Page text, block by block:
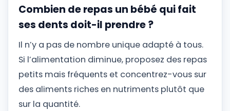
Combien de repas un bébé qui fait
ses dents doit-il prendre ?
Il n’y a pas de nombre unique adapté à tous.
Si l’alimentation diminue, proposez des repas
petits mais fréquents et concentrez-vous sur
des aliments riches en nutriments plutôt que
sur la quantité.